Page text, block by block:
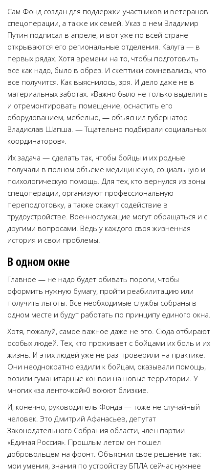
Сам Фонд создан для поддержки участников и ветеранов
спецоперации, а также их семей. Указ о нем Владимир
Путин подписал в апреле, и вот уже по всей стране
открываются его региональные отделения. Калуга — в
первых рядах. Хотя времени на то, чтобы подготовить
все как надо, было в обрез. И скептики сомневались, что
все получится. Как выяснилось, зря. И дело даже не в
материальных заботах. «Важно было не только выделить
и отремонтировать помещение, оснастить его
оборудованием, мебелью, — объяснил губернатор
Владислав Шапша. — Тщательно подбирали социальных
координаторов».
Их задача — сделать так, чтобы бойцы и их родные
получали в полном объеме медицинскую, социальную и
психологическую помощь. Для тех, кто вернулся из зоны
спецоперации, организуют профессиональную
переподготовку, а также окажут содействие в
трудоустройстве. Военнослужащие могут обращаться и с
другими вопросами. Ведь у каждого своя жизненная
история и свои проблемы.
В одном окне
Главное — не надо будет обивать пороги, чтобы
оформить нужную бумагу, пройти реабилитацию или
получить льготы. Все необходимые службы собраны в
одном месте и будут работать по принципу единого окна.
Хотя, пожалуй, самое важное даже не это. Сюда отбирают
особых людей. Тех, кто проживает с бойцами их боль и их
жизнь. И этих людей уже не раз проверили на практике.
Они неоднократно ездили к бойцам, оказывали помощь,
возили гуманитарные конвои на новые территории. У
многих «за ленточкой»0 воюют близкие.
И, конечно, руководитель Фонда — тоже не случайный
человек. Это Дмитрий Афанасьев, депутат
Законодательного Собрания области, член партии
«Единая Россия». Прошлым летом он пошел
добровольцем на фронт. Объяснил свое решение так:
мои умения, знания по устройству БПЛА сейчас нужнее